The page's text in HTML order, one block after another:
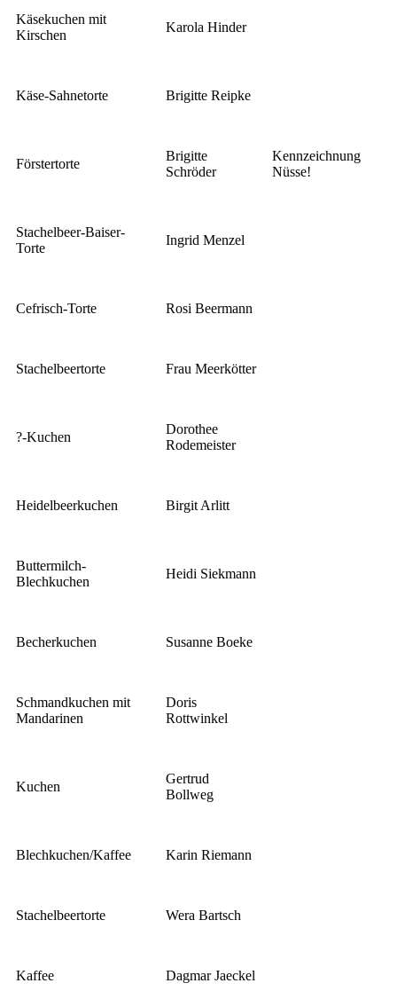
Käsekuchen mit
Kirschen
Karola Hinder
Käse-Sahnetorte Brigitte Reipke
Förstertorte
Brigitte
Schröder
Kennzeichnung
Nüsse!
Stachelbeer-Baiser-
Torte
Ingrid Menzel
Cefrisch-Torte Rosi Beermann
Stachelbeertorte Frau Meerkötter
?-Kuchen
Dorothee
Rodemeister
Heidelbeerkuchen Birgit Arlitt
Buttermilch-
Blechkuchen
Heidi Siekmann
Becherkuchen Susanne Boeke
Schmandkuchen mit
Mandarinen
Doris
Rottwinkel
Kuchen
Gertrud
Bollweg
Blechkuchen/Kaffee Karin Riemann
Stachelbeertorte Wera Bartsch
Kaffee Dagmar Jaeckel